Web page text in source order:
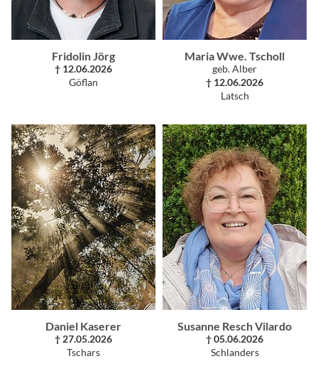
Fridolin Jörg
† 12.06.2026
Göflan
Maria Wwe. Tscholl
geb. Alber
† 12.06.2026
Latsch
Daniel Kaserer
† 27.05.2026
Tschars
Susanne Resch Vilardo
† 05.06.2026
Schlanders